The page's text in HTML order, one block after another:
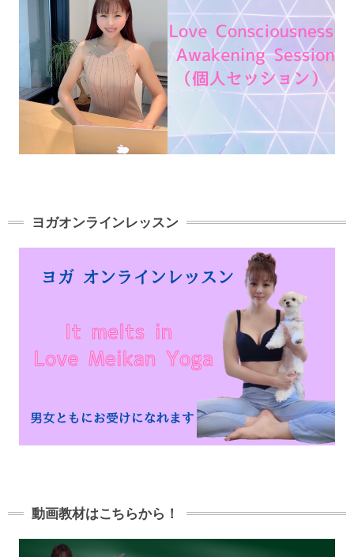
ヨガオンラインレッスン
動画教材はこちらから！